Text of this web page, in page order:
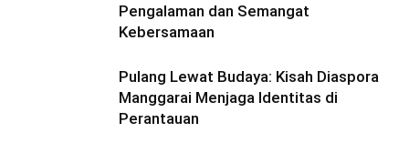
Pengalaman dan Semangat
Kebersamaan
Pulang Lewat Budaya: Kisah Diaspora
Manggarai Menjaga Identitas di
Perantauan